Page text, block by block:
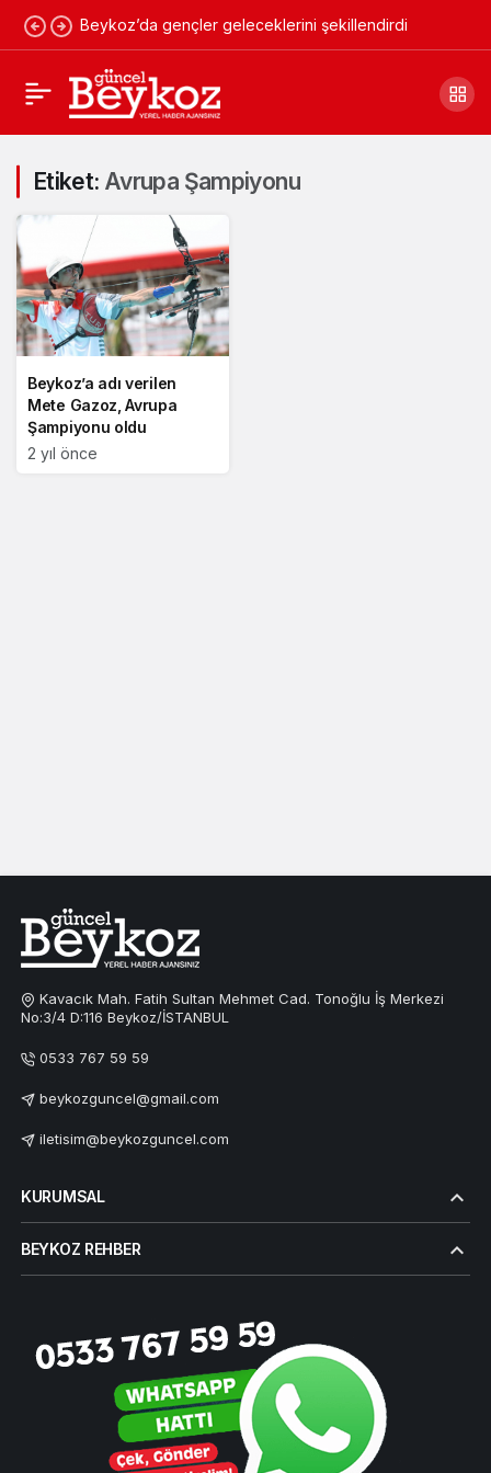
Beykoz’da gençler geleceklerini şekillendirdi
Etiket: Avrupa Şampiyonu
Beykoz’a adı verilen
Mete Gazoz, Avrupa
Şampiyonu oldu
2 yıl önce
Kavacık Mah. Fatih Sultan Mehmet Cad. Tonoğlu İş Merkezi
No:3/4 D:116 Beykoz/İSTANBUL
0533 767 59 59
beykozguncel@gmail.com
iletisim@beykozguncel.com
KURUMSAL
BEYKOZ REHBER